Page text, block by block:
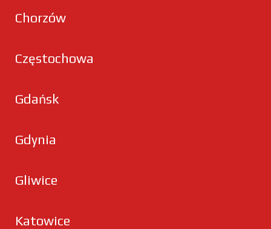
Chorzów
Częstochowa
Gdańsk
Gdynia
Gliwice
Katowice